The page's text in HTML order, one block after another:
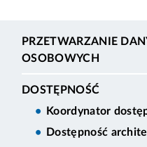
PRZETWARZANIE
OSOBOWYCH
DOSTĘPNOŚĆ
Koordynator
Dostępność